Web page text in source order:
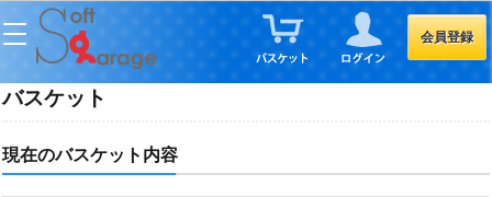
会員登録
バスケット
現在のバスケット内容